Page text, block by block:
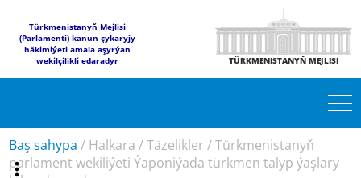
Türkmenistanyň Mejlisi
(Parlamenti) kanun çykaryjy
häkimiýeti amala aşyrýan
wekilçilikli edaradyr
TÜRKMENISTANYŇ MEJLISI
Baş sahypa / Halkara /Täzelikler /Türkmenistanyň
parlament wekiliýeti Ýaponiýada türkmen talyp ýaşlary